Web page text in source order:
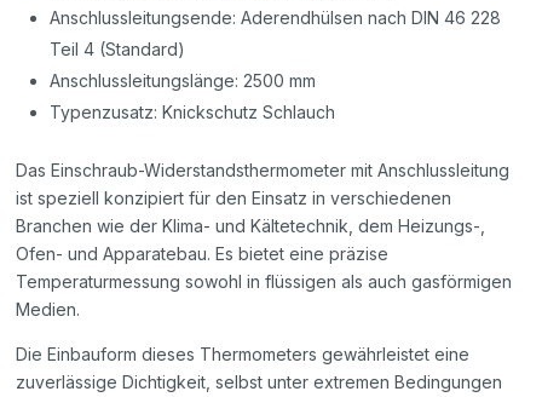
Anschlussleitungsende: Aderendhülsen nach DIN 46 228
Teil 4 (Standard)
Anschlussleitungslänge: 2500 mm
Typenzusatz: Knickschutz Schlauch
Das Einschraub-Widerstandsthermometer mit Anschlussleitung
ist speziell konzipiert für den Einsatz in verschiedenen
Branchen wie der Klima- und Kältetechnik, dem Heizungs-,
Ofen- und Apparatebau. Es bietet eine präzise
Temperaturmessung sowohl in flüssigen als auch gasförmigen
Medien.
Die Einbauform dieses Thermometers gewährleistet eine
zuverlässige Dichtigkeit, selbst unter extremen Bedingungen